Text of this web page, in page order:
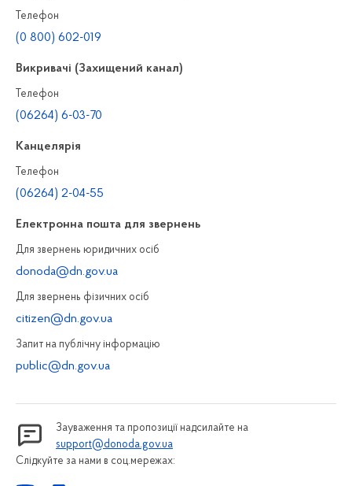
Телефон
(0 800) 602-019
Викривачі (Захищений канал)
Телефон
(06264) 6-03-70
Канцелярiя
Телефон
(06264) 2-04-55
Електронна пошта для звернень
Для звернень юридичних осiб
donoda@dn.gov.ua
Для звернень фізичних осiб
citizen@dn.gov.ua
Запит на публiчну інформацiю
public@dn.gov.ua
Зауваження та пропозиції надсилайте на
support@donoda.gov.ua
Слідкуйте за нами в соц.мережах: